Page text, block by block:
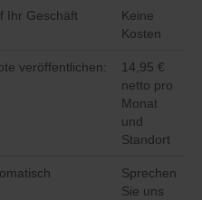
Ihr Geschäft
Keine
Kosten
veröffentlichen:
14,95 €
netto pro
Monat
und
Standort
Sprechen
Sie uns